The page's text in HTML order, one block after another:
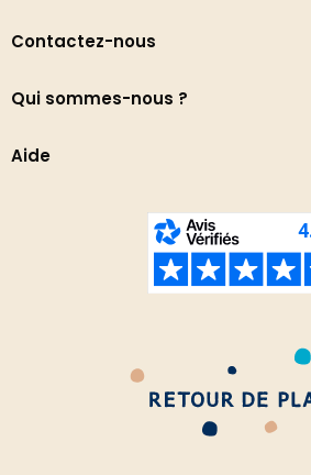
Contactez-nous
Qui sommes-nous ?
Aide